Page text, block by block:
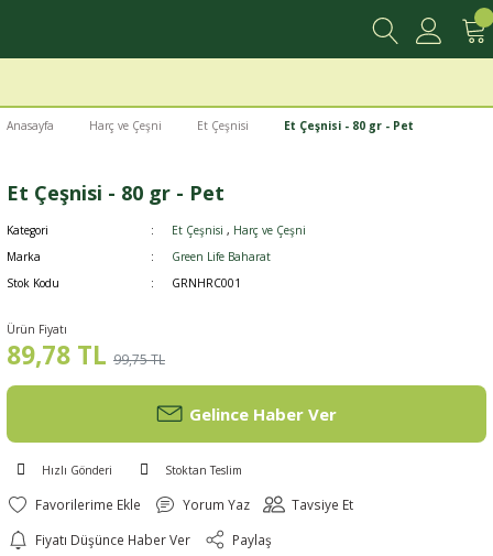
Anasayfa Harç ve Çeşni Et Çeşnisi Et Çeşnisi - 80 gr - Pet
Et Çeşnisi - 80 gr - Pet
Kategori Et Çeşnisi , Harç ve Çeşni
Marka
Green Life Baharat
Stok Kodu
GRNHRC001
Ürün Fiyatı
89,78 TL 99,75 TL
Gelince Haber Ver
Hızlı Gönderi Stoktan Teslim
Yorum Yaz
Tavsiye Et
Fiyatı Düşünce Haber Ver
Paylaş